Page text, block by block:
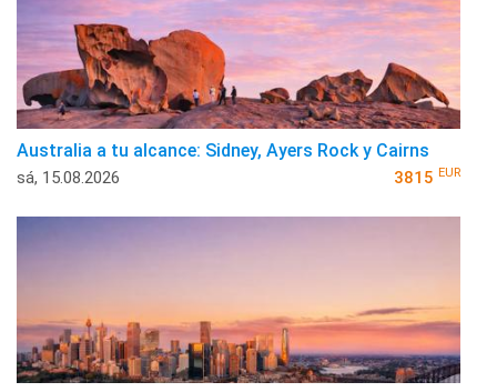
Australia a tu alcance: Sidney, Ayers Rock y Cairns
sá, 15.08.2026 3815 EUR